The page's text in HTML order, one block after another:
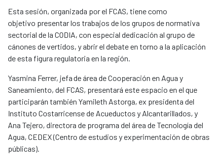
Esta sesión, organizada por el FCAS, tiene como
objetivo presentar los trabajos de los grupos de normativa
sectorial de la CODIA, con especial dedicación al grupo de
cánones de vertidos, y abrir el debate en torno a la aplicación
de esta figura regulatoria en la región.
Yasmina Ferrer, jefa de área de Cooperación en Agua y
Saneamiento, del FCAS, presentará este espacio en el que
participarán también Yamileth Astorga, ex presidenta del
Instituto Costarricense de Acueductos y Alcantarillados, y
Ana Tejero, directora de programa del área de Tecnología del
Agua, CEDEX (Centro de estudios y experimentación de obras
públicas).